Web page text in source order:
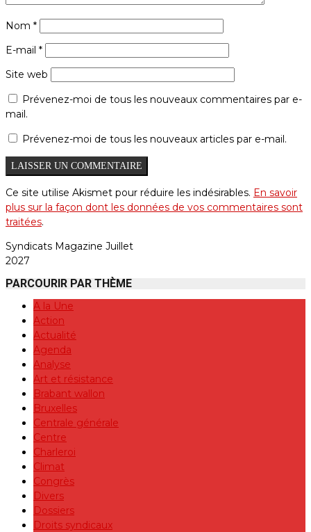
Nom *
E-mail *
Site web
Prévenez-moi de tous les nouveaux commentaires par e-
mail.
Prévenez-moi de tous les nouveaux articles par e-mail.
Ce site utilise Akismet pour réduire les indésirables. En savoir
plus sur la façon dont les données de vos commentaires sont
traitées.
Syndicats Magazine Juillet
2027
PARCOURIR PAR THÈME
A la Une
Action
Actualité
Agenda
Analyse
Art et résistance
Brabant wallon
Bruxelles
Centrale générale
Centre
Charleroi
Climat
Congrès
Divers
Dossiers
Droits syndicaux